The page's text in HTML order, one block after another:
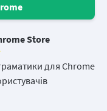
Store
для Chrome